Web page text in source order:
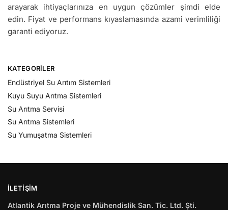
arayarak ihtiyaçlarınıza en uygun çözümler şimdi elde
edin. Fiyat ve performans kıyaslamasında azami verimliliği
garanti ediyoruz.
KATEGORILER
Endüstriyel Su Arıtım Sistemleri
Kuyu Suyu Arıtma Sistemleri
Su Arıtma Servisi
Su Arıtma Sistemleri
Su Yumuşatma Sistemleri
İLETIŞIM
Atlantik Arıtma Proje ve Mühendislik San. Tic. Ltd. Şti.